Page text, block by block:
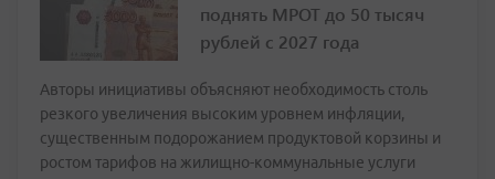
поднять МРОТ до 50 тысяч
рублей с 2027 года
Авторы инициативы объясняют необходимость столь
резкого увеличения высоким уровнем инфляции,
существенным подорожанием продуктовой корзины и
ростом тарифов на жилищно-коммунальные услуги